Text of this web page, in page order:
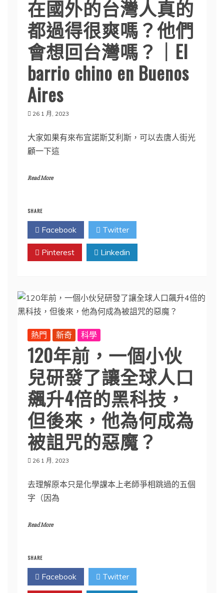
在國外的台灣人真的
都過得很爽嗎？他們
會想回台灣嗎？｜El
barrio chino en Buenos
Aires
26 1 月, 2023
大家如果有來布宜諾斯艾利斯，可以去唐人街光
顧一下這
Read More
SHARE
Facebook Twitter
Pinterest Linkedin
熱門 新奇 科學
120年前，一個小伙
兒研發了讓全球人口
飆升4倍的黑科技，
但後來，他為何成為
被詛咒的惡魔？
26 1 月, 2023
去理解原本只是化學課本上老師爭相跳過的五個
字（因為
Read More
SHARE
Facebook Twitter